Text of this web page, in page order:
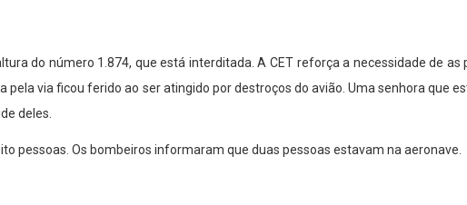
do número 1.874, que está interditada. A CET reforça a necessidade de
via ficou ferido ao ser atingido por destroços do avião. Uma senhora que
deles.
pessoas. Os bombeiros informaram que duas pessoas estavam na aeronave.